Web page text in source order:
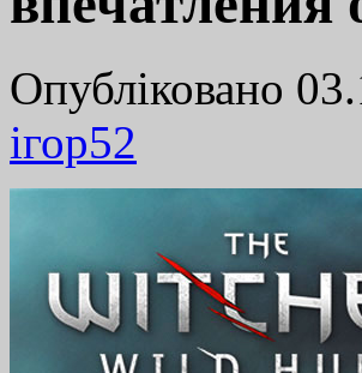
Опубліковано
ігор52